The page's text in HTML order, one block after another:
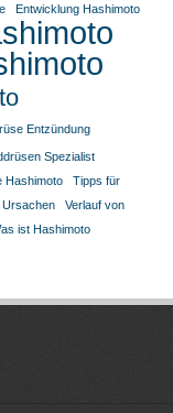
Entwicklung Hashimoto
Entzündung
Spezialist
Hashimoto
Tipps für
Ursachen
Verlauf von
ist Hashimoto